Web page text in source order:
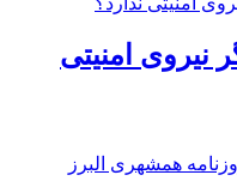
نیروی امنیتی